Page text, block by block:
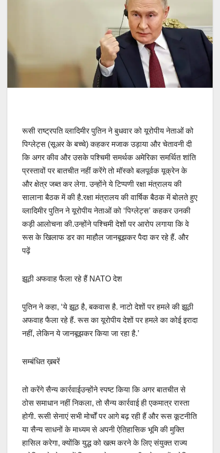
रूसी राष्ट्रपति व्लादिमीर पुतिन ने बुधवार को यूरोपीय नेताओं को
पिग्लेट्स (सूअर के बच्चे) कहकर मजाक उड़ाया और चेतावनी दी
कि अगर कीव और उसके पश्चिमी समर्थक अमेरिका समर्थित शांति
प्रस्तावों पर बातचीत नहीं करेंगे तो मॉस्को बलपूर्वक यूक्रेन के
और क्षेत्र जब्त कर लेगा. उन्होंने ये टिप्पणी रक्षा मंत्रालय की
सालाना बैठक में की है.रक्षा मंत्रालय की वार्षिक बैठक में बोलते हुए
व्लादिमीर पुतिन ने यूरोपीय नेताओं को ‘पिग्लेट्स’ कहकर उनकी
कड़ी आलोचना की.उन्होंने पश्चिमी देशों पर आरोप लगाया कि वे
रूस के खिलाफ डर का माहौल जानबूझकर पैदा कर रहे हैं. और
पढ़ें
झूठी अफवाह फैला रहे हैं NATO देश
पुतिन ने कहा, ‘ये झूठ है, बकवास है. नाटो देशों पर हमले की झूठी
अफवाह फैला रहे हैं. रूस का यूरोपीय देशों पर हमले का कोई इरादा
नहीं, लेकिन ये जानबूझकर किया जा रहा है.’
सम्बंधित ख़बरें
तो करेंगे सैन्य कार्रवाईउन्होंने स्पष्ट किया कि अगर बातचीत से
ठोस समाधान नहीं निकला, तो सैन्य कार्रवाई ही एकमात्र रास्ता
होगी. रूसी सेनाएं सभी मोर्चों पर आगे बढ़ रही हैं और रूस कूटनीति
या सैन्य साधनों के माध्यम से अपनी ऐतिहासिक भूमि की मुक्ति
हासिल करेगा, क्योंकि युद्ध को खत्म करने के लिए संयुक्त राज्य